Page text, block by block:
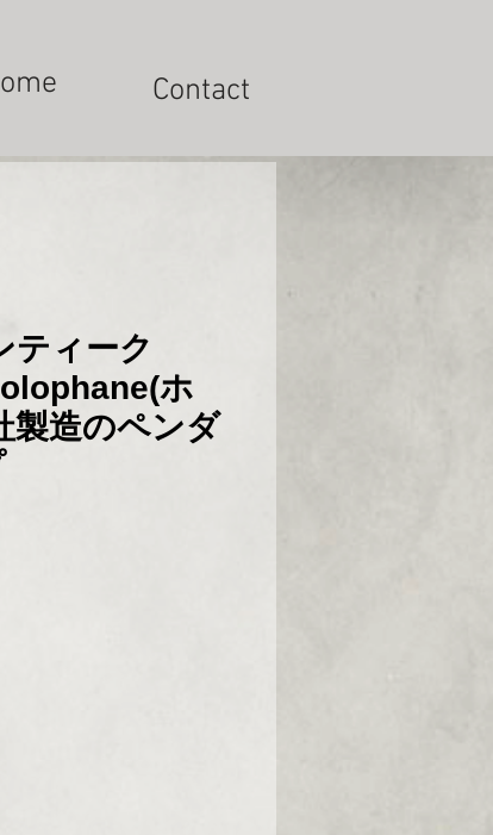
Contact
ティーク
ホ
製造のペンダ